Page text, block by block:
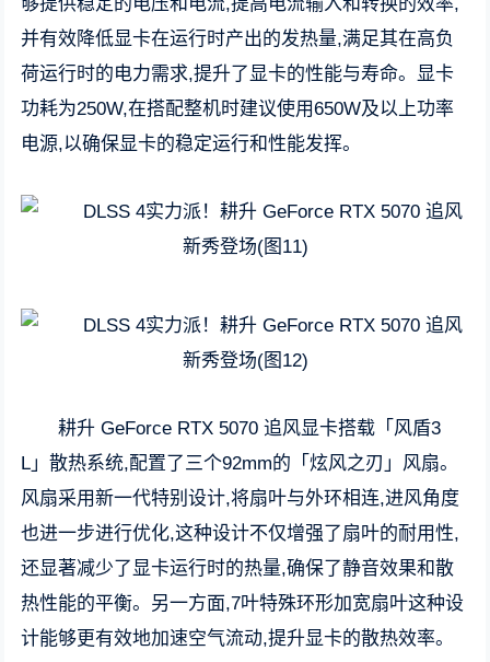
并有效降低显卡在运行时产出的发热量,满足其在高负
荷运行时的电力需求,提升了显卡的性能与寿命。显卡
功耗为250W,在搭配整机时建议使用650W及以上功率
电源,以确保显卡的稳定运行和性能发挥。
耕升 GeForce RTX 5070 追风显卡搭载「风盾3
L」散热系统,配置了三个92mm的「炫风之刃」风扇。
风扇采用新一代特别设计,将扇叶与外环相连,进风角度
也进一步进行优化,这种设计不仅增强了扇叶的耐用性,
还显著减少了显卡运行时的热量,确保了静音效果和散
热性能的平衡。另一方面,7叶特殊环形加宽扇叶这种设
计能够更有效地加速空气流动,提升显卡的散热效率。